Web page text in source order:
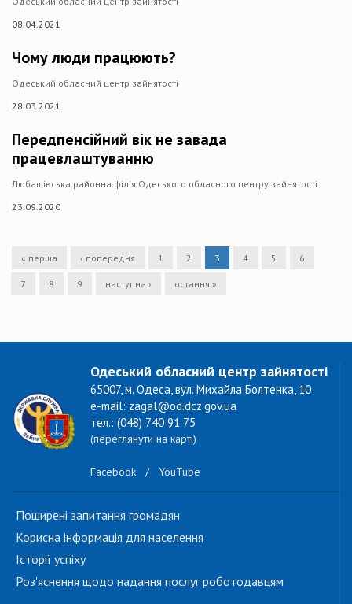
08.04.2021
Чому люди працюють?
Одеський обласний центр зайнятості
28.03.2021
Передпенсійний вік не завада
працевлаштуванню
Любашівська районна філія Одеського обласного центру зайнятості
23.09.2020
« перша ‹ попередня 1 2 3 4 5 6
7 8 9 наступна › остання »
Одеський обласний центр зайнятості
65007, м. Одеса, вул. Михайла Болтенка, 10
e-mail: zagal@od.dcz.gov.ua
тел.: (048) 740 91 75
(переглянути на карті)
Facebook / YouTube
Поширені запитання громадян
Корисна інформація для населення
Історії успіху
Роз'яснення щодо надання послуг роботодавцям